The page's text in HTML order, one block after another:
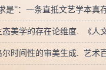
是”：一条直抵文艺学本真
美学的存在论维度. 《人
时间性的审美生成. 艺术